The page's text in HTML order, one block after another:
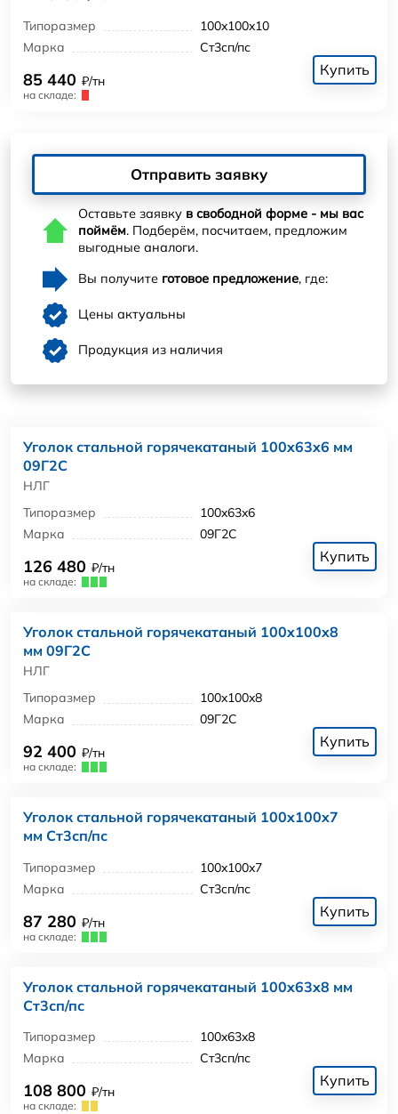
Типоразмер
100x100x10
Марка
Ст3сп/пс
85 440 ₽/тн
на складе:
Купить
Отправить заявку
Оставьте заявку в свободной форме - мы вас
поймём. Подберём, посчитаем, предложим
выгодные аналоги.
Вы получите готовое предложение, где:
Цены актуальны
Продукция из наличия
Уголок стальной горячекатаный 100x63x6 мм
09Г2С
НЛГ
Типоразмер
100x63x6
Марка
09Г2С
126 480 ₽/тн
на складе:
Купить
Уголок стальной горячекатаный 100x100x8
мм 09Г2С
НЛГ
Типоразмер
100x100x8
Марка
09Г2С
92 400 ₽/тн
на складе:
Купить
Уголок стальной горячекатаный 100x100x7
мм Ст3сп/пс
Типоразмер
100x100x7
Марка
Ст3сп/пс
87 280 ₽/тн
на складе:
Купить
Уголок стальной горячекатаный 100x63x8 мм
Ст3сп/пс
Типоразмер
100x63x8
Марка
Ст3сп/пс
108 800 ₽/тн
на складе:
Купить